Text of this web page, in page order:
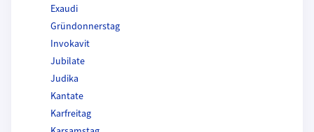
Exaudi
Gründonnerstag
Invokavit
Jubilate
Judika
Kantate
Karfreitag